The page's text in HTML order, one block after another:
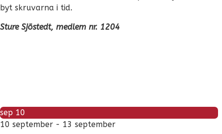
byt skruvarna i tid.
Sture Sjöstedt, medlem nr. 1204
sep 10
10 september - 13 september